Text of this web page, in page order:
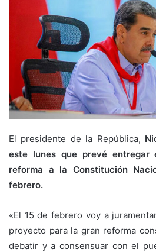
El presidente de la República,
este lunes que prevé entregar
reforma a la Constitución
febrero.
«El 15 de febrero voy a
proyecto para la gran reforma
debatir y a consensuar con el